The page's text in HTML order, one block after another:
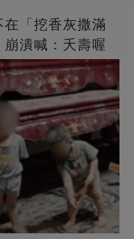
「挖香灰撒滿
潰喊：夭壽喔